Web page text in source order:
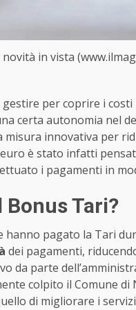
in vista
per coprire i costi
certa autonomia nel
innovativa per
è stato infatti
i pagamenti in
Tari?
pagato la Tari
dei pagamenti,
da parte
colpito il Comune
di migliorare i